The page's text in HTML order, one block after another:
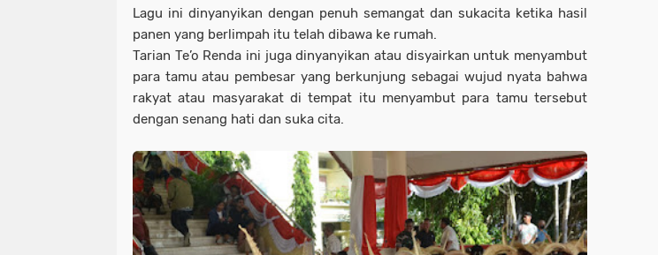
Lagu ini dinyanyikan dengan penuh semangat dan sukacita ketika hasil
panen yang berlimpah itu telah dibawa ke rumah.
Tarian Te’o Renda ini juga dinyanyikan atau disyairkan untuk menyambut
para tamu atau pembesar yang berkunjung sebagai wujud nyata bahwa
rakyat atau masyarakat di tempat itu menyambut para tamu tersebut
dengan senang hati dan suka cita.